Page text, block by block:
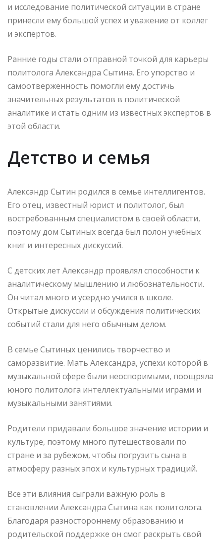
и исследование политической ситуации в стране
принесли ему большой успех и уважение от коллег
и экспертов.
Ранние годы стали отправной точкой для карьеры
политолога Александра Сытина. Его упорство и
самоотверженность помогли ему достичь
значительных результатов в политической
аналитике и стать одним из известных экспертов в
этой области.
Детство и семья
Александр Сытин родился в семье интеллигентов.
Его отец, известный юрист и политолог, был
востребованным специалистом в своей области,
поэтому дом Сытиных всегда был полон учебных
книг и интересных дискуссий.
С детских лет Александр проявлял способности к
аналитическому мышлению и любознательности.
Он читал много и усердно учился в школе.
Открытые дискуссии и обсуждения политических
событий стали для него обычным делом.
В семье Сытиных ценились творчество и
саморазвитие. Мать Александра, успехи которой в
музыкальной сфере были неоспоримыми, поощряла
юного политолога интеллектуальными играми и
музыкальными занятиями.
Родители придавали большое значение истории и
культуре, поэтому много путешествовали по
стране и за рубежом, чтобы погрузить сына в
атмосферу разных эпох и культурных традиций.
Все эти влияния сыграли важную роль в
становлении Александра Сытина как политолога.
Благодаря разностороннему образованию и
родительской поддержке он смог раскрыть свой